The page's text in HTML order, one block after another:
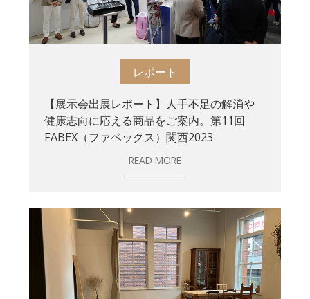
レポート
【展示会出展レポート】人手不足の解消や
健康志向に応える商品をご案内。第11回
FABEX（ファベックス）関西2023
READ MORE